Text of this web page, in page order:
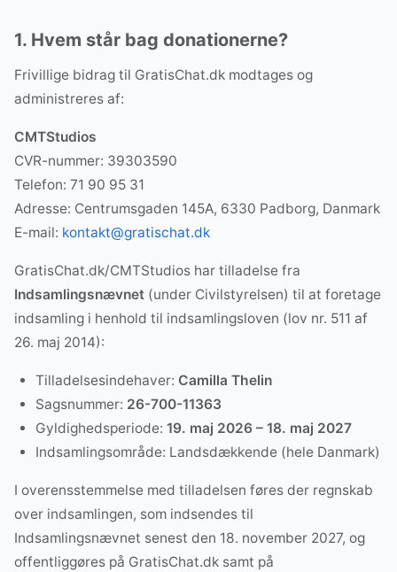
1. Hvem står bag donationerne?
Frivillige bidrag til GratisChat.dk modtages og
administreres af:
CMTStudios
CVR-nummer: 39303590
Telefon: 71 90 95 31
Adresse: Centrumsgaden 145A, 6330 Padborg, Danmark
E-mail: kontakt@gratischat.dk
GratisChat.dk/CMTStudios har tilladelse fra
Indsamlingsnævnet (under Civilstyrelsen) til at foretage
indsamling i henhold til indsamlingsloven (lov nr. 511 af
26. maj 2014):
Tilladelsesindehaver: Camilla Thelin
Sagsnummer: 26-700-11363
Gyldighedsperiode: 19. maj 2026 – 18. maj 2027
Indsamlingsområde: Landsdækkende (hele Danmark)
I overensstemmelse med tilladelsen føres der regnskab
over indsamlingen, som indsendes til
Indsamlingsnævnet senest den 18. november 2027, og
offentliggøres på GratisChat.dk samt på